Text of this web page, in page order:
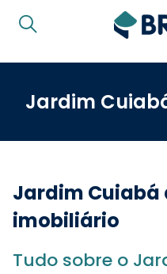
Jardim
Jardim Cuiabá
imobiliário
Tudo sobre o